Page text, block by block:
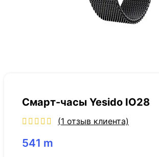
Смарт-часы Yesido IO28
(1 отзыв клиента)
541 m